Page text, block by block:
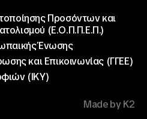
Προσόντων και
(Ε.Ο.Π.Π.Ε.Π.)
Ένωσης
και Επικοινωνίας (ΓΓΕΕ)
(ΙΚΥ)
Made by K2